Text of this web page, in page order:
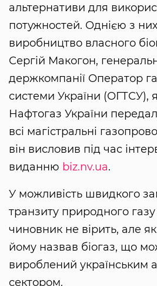
альтернативи для
потужностей. Однією з
виробництво власного
Сергій Макогон,
держкомпанії Оператор
системи України (ОГТСУ),
Нафтогаз України
всі магістральні
він висловив під час
виданню biz.nv.ua.
У можливість швидкого
транзиту природного
чиновник не вірить, але
йому назвав біогаз, що
вироблений українським
сектором.